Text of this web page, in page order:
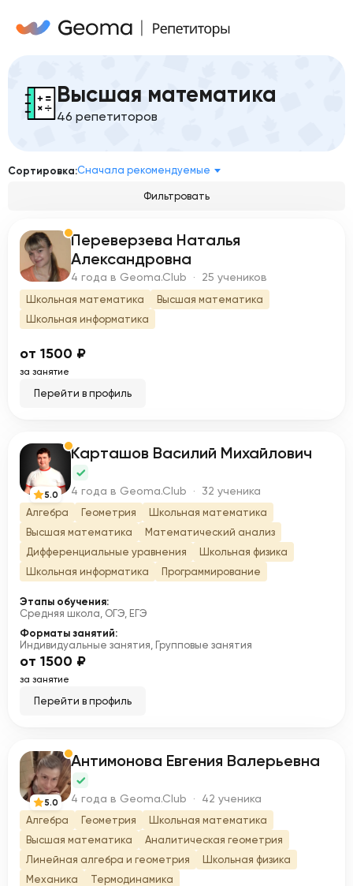
Высшая математика
46 репетиторов
Сортировка:Сначала рекомендуемые
Фильтровать
П
Переверзева Наталья
Александровна
4 года в Geoma.Club · 25 учеников
Школьная математика
Высшая математика
Школьная информатика
от 1500 ₽
за занятие
Перейти в профиль
К
5.0
Карташов Василий Михайлович
4 года в Geoma.Club · 32 ученика
Алгебра Геометрия
Школьная математика
Высшая математика
Математический анализ
Дифференциальные уравнения
Школьная физика
Школьная информатика
Программирование
Этапы обучения:
Средняя школа, ОГЭ, ЕГЭ
Форматы занятий:
Индивидуальные занятия, Групповые занятия
от 1500 ₽
за занятие
Перейти в профиль
А
5.0
Антимонова Евгения Валерьевна
4 года в Geoma.Club · 42 ученика
Алгебра Геометрия
Школьная математика
Высшая математика
Аналитическая геометрия
Линейная алгебра и геометрия
Школьная физика
Механика
Термодинамика